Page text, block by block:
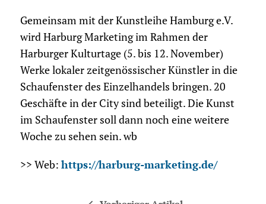
Gemeinsam mit der Kunstleihe Hamburg e.V.
wird Harburg Marketing im Rahmen der
Harburger Kulturtage (5. bis 12. November)
Werke lokaler zeitgenössischer Künstler in die
Schaufenster des Einzelhandels bringen. 20
Geschäfte in der City sind beteiligt. Die Kunst
im Schaufenster soll dann noch eine weitere
Woche zu sehen sein. wb
>> Web: https://harburg-marketing.de/